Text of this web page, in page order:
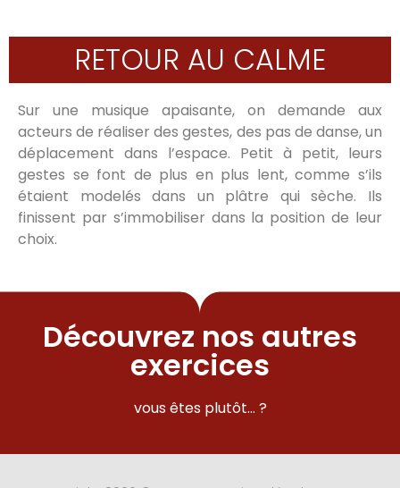
RETOUR AU CALME
Sur une musique apaisante, on demande aux
acteurs de réaliser des gestes, des pas de danse, un
déplacement dans l’espace. Petit à petit, leurs
gestes se font de plus en plus lent, comme s’ils
étaient modelés dans un plâtre qui sèche. Ils
finissent par s’immobiliser dans la position de leur
choix.
Découvrez nos autres
exercices
vous êtes plutôt… ?